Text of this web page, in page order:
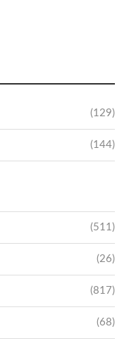
(129)
(144)
(511)
(26)
(817)
(68)